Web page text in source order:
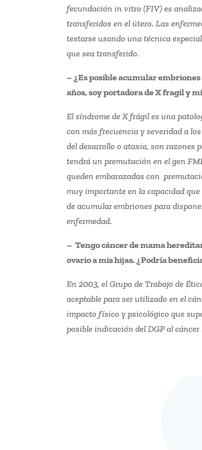
fecundación in vitro (FIV) es
transferidos en el útero. Las
testarse usando una técnica
que sea transferido.
– ¿Es posible acumular
años, soy portadora de X fragil y
El síndrome de X frágil es una
con más frecuencia y severidad a
del desarrollo o ataxia, son razones
tendrá un premutación en el gen
queden embarazadas con
muy importante en la capacidad
de acumular embriones para
enfermedad.
– Tengo cáncer de mama
ovario a mis hijas. ¿Podría
En 2003, el Grupo de Trabajo de
aceptable para ser utilizado en el
impacto físico y psicológico que
posible indicación del DGP al